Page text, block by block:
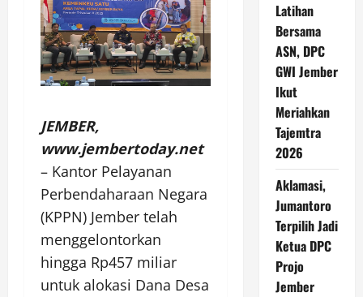
JEMBER,
www.jembertoday.net
– Kantor Pelayanan
Perbendaharaan Negara
(KPPN) Jember telah
menggelontorkan
hingga Rp457 miliar
untuk alokasi Dana Desa
Latihan
Bersama
ASN, DPC
GWI Jember
Ikut
Meriahkan
Tajemtra
2026
Aklamasi,
Jumantoro
Terpilih Jadi
Ketua DPC
Projo
Jember